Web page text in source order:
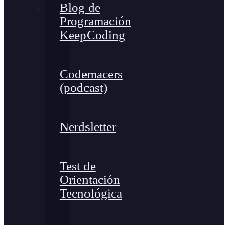
Blog de
Programación
KeepCoding
Codemacers
(podcast)
Nerdsletter
Test de
Orientación
Tecnológica